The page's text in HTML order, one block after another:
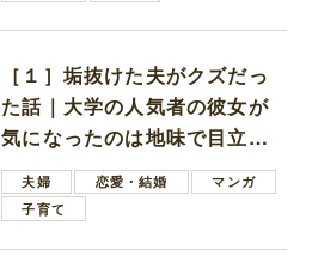
［１］垢抜けた夫がクズだっ
た話｜大学の人気者の彼女が
気になったのは地味で目立た
ない男子学生
夫婦 恋愛・結婚
マンガ
子育て